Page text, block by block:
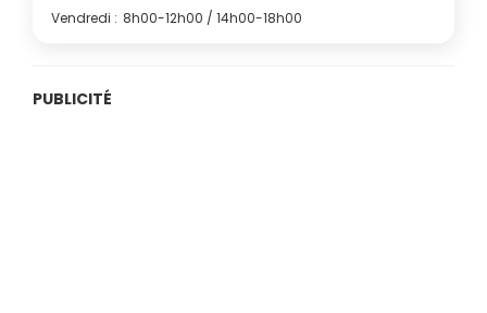
Vendredi : 8h00-12h00 / 14h00-18h00
PUBLICITÉ